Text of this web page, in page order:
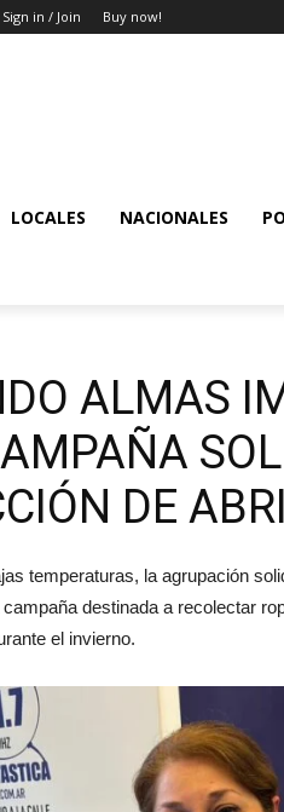
Sign in / Join Buy now!
LOCALES NACIONALES
ALMAS
DE
temperaturas, la agrupación
destinada a recolectar
el invierno.